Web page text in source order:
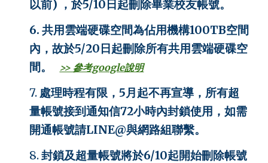
以前) ，於5/10日起刪除畢業校友帳號。
6. 共用雲端硬碟空間為佔用機構100TB空間
內，故於5/20日起刪除所有共用雲端硬碟空
間。
>> 參考google說明
7. 處理時程有限，5月起不再宣導，所有超
量帳號接到通知信72小時內封鎖使用，如需
開通帳號請LINE@與網路組聯繫。
8.封鎖及超量帳號將於6/10起開始刪除帳號